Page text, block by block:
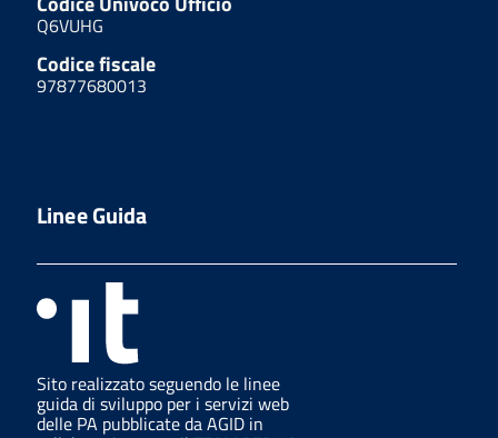
Q6VUHG
Codice fiscale
97877680013
Linee Guida
Sito realizzato seguendo le linee
guida di sviluppo per i servizi web
delle PA pubblicate da AGID in